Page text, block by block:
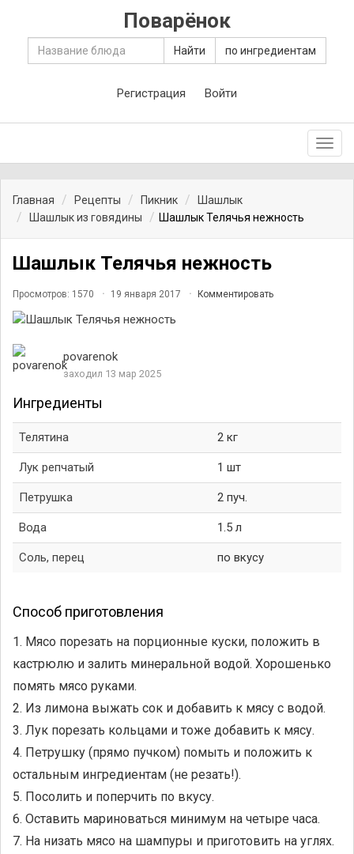
Поварёнок
Найти по ингредиентам
Регистрация Войти
Главная Рецепты Пикник
Шашлык
Шашлык из говядины
Шашлык Телячья нежность
Шашлык Телячья нежность
Просмотров: 1570 19 января 2017 Комментировать
povarenok
заходил 13 мар 2025
Ингредиенты
Телятина 2 кг
Лук репчатый 1 шт
Петрушка 2 пуч.
Вода 1.5 л
Соль, перец по вкусу
Способ приготовления
1. Мясо порезать на порционные куски, положить в
кастрюлю и залить минеральной водой. Хорошенько
помять мясо руками.
2. Из лимона выжать сок и добавить к мясу с водой.
3. Лук порезать кольцами и тоже добавить к мясу.
4. Петрушку (прямо пучком) помыть и положить к
остальным ингредиентам (не резать!).
5. Посолить и поперчить по вкусу.
6. Оставить мариноваться минимум на четыре часа.
7. На низать мясо на шампуры и приготовить на углях.